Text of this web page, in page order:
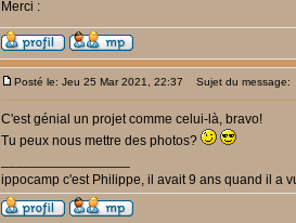
Merci :
Posté le: Jeu 25 Mar 2021, 22:37 Sujet du message:
C'est génial un projet comme celui-là, bravo!
Tu peux nous mettre des photos?
ippocamp c'est Philippe, il avait 9 ans quand il a